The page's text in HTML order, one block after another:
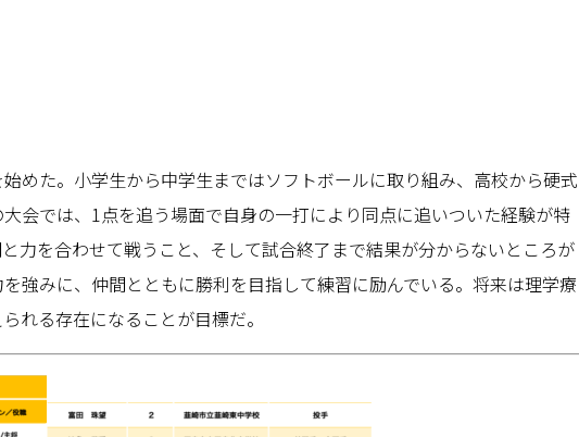
めた。小学生から中学生まではソフトボールに取り組み、高校から硬式
会では、1点を追う場面で自身の一打により同点に追いついた経験が特
力を合わせて戦うこと、そして試合終了まで結果が分からないところが
強みに、仲間とともに勝利を目指して練習に励んでいる。将来は理学療
れる存在になることが目標だ。